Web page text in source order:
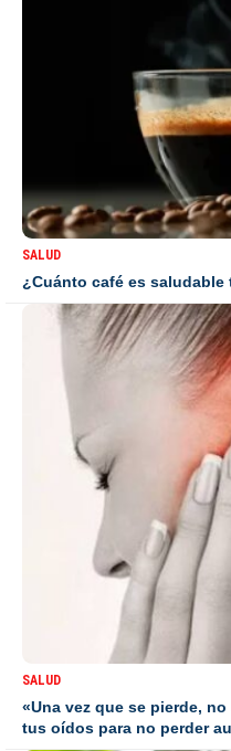
SALUD
¿Cuánto café es saludable
SALUD
«Una vez que se pierde,
tus oídos para no perder